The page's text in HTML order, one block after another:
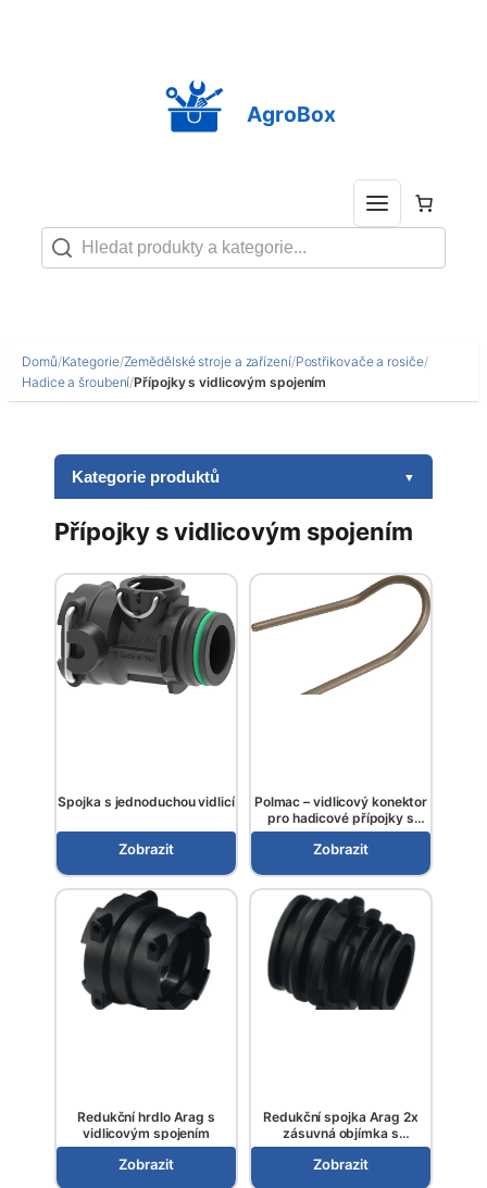
AgroBox
Domů/Kategorie/Zemědělské stroje a zařízení/Postřikovače a rosiče/
Hadice a šroubení/Přípojky s vidlicovým spojením
Kategorie produktů ▼
Přípojky s vidlicovým spojením
Spojka s jednoduchou vidlicí
Zobrazit
Polmac – vidlicový konektor
pro hadicové přípojky s
vidlicovým spojením
Zobrazit
Redukční hrdlo Arag s
vidlicovým spojením
Zobrazit
Redukční spojka Arag 2x
zásuvná objímka s
vidlicovým spojením
Zobrazit